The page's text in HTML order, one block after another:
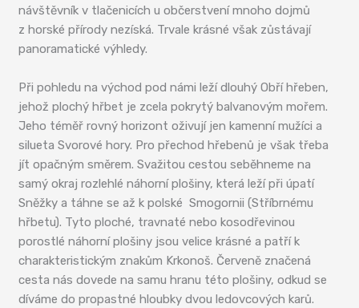
návštěvník v tlačenicích u občerstvení mnoho dojmů
z horské přírody nezíská. Trvale krásné však zůstávají
panoramatické výhledy.
Při pohledu na východ pod námi leží dlouhý Obří hřeben,
jehož plochý hřbet je zcela pokrytý balvanovým mořem.
Jeho téměř rovný horizont oživují jen kamenní mužíci a
silueta Svorové hory. Pro přechod hřebenů je však třeba
jít opačným směrem. Svažitou cestou seběhneme na
samý okraj rozlehlé náhorní plošiny, která leží při úpatí
Sněžky a táhne se až k polské Smogornii (Stříbrnému
hřbetu). Tyto ploché, travnaté nebo kosodřevinou
porostlé náhorní plošiny jsou velice krásné a patří k
charakteristickým znakům Krkonoš. Červeně značená
cesta nás dovede na samu hranu této plošiny, odkud se
díváme do propastné hloubky dvou ledovcových karů.